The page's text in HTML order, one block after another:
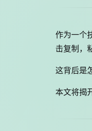
作为一个
击复制，
这背后是
本文将揭